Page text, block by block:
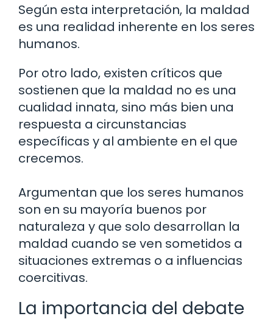
Según esta interpretación, la maldad
es una realidad inherente en los seres
humanos.
Por otro lado, existen críticos que
sostienen que la maldad no es una
cualidad innata, sino más bien una
respuesta a circunstancias
específicas y al ambiente en el que
crecemos.
Argumentan que los seres humanos
son en su mayoría buenos por
naturaleza y que solo desarrollan la
maldad cuando se ven sometidos a
situaciones extremas o a influencias
coercitivas.
La importancia del debate